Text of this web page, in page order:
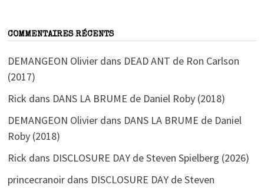
COMMENTAIRES RÉCENTS
DEMANGEON Olivierdans DEAD ANT de Ron Carlson
(2017)
Rick dans DANS LA BRUME de Daniel Roby (2018)
DEMANGEON Olivierdans DANS LA BRUME de Daniel
Roby (2018)
Rick dans DISCLOSURE DAY de Steven Spielberg (2026)
princecranoirdans DISCLOSURE DAY de Steven